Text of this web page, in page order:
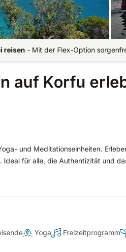
reisen - Mit der Flex-Option
auf Korfu
und Meditationseinheiten.
für alle, die Authentizität und
Yoga Freizeitprogramm